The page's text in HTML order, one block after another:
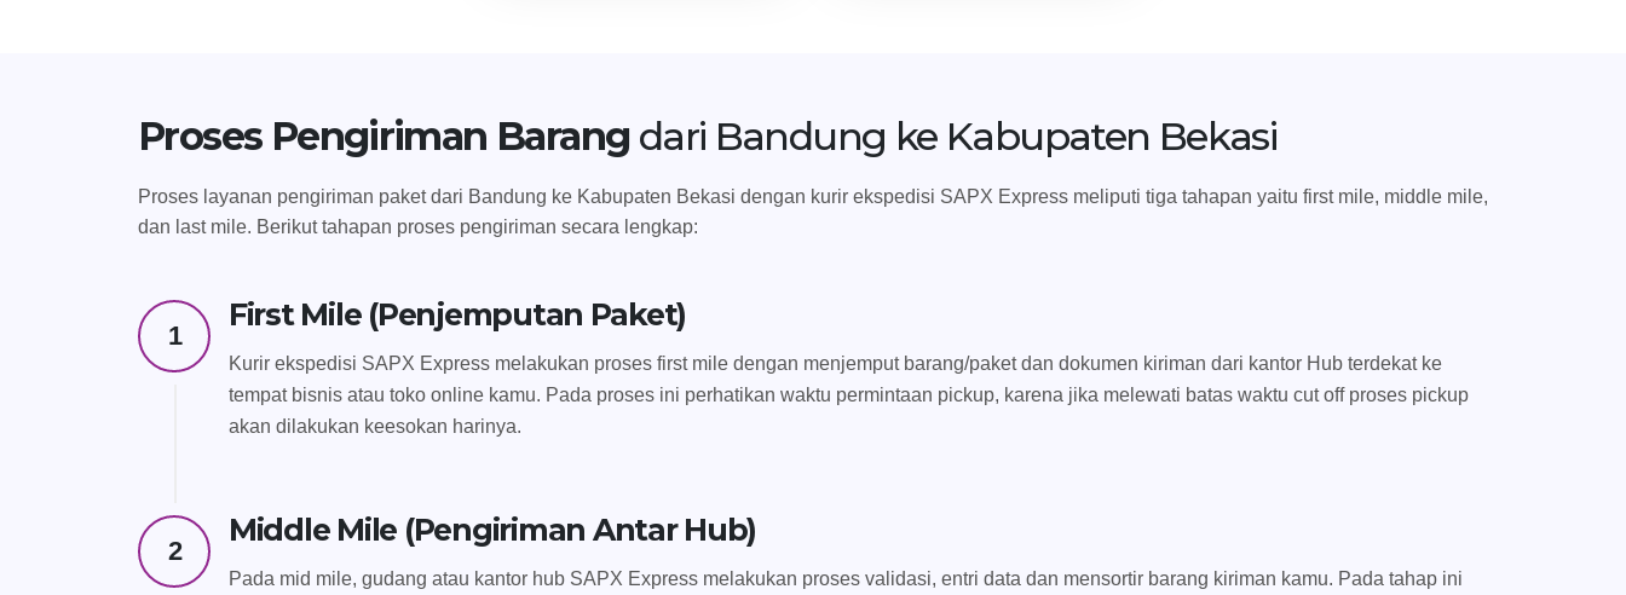
Proses Pengiriman Barang dari Bandung ke Kabupaten Bekasi
Proses layanan pengiriman paket dari Bandung ke Kabupaten Bekasi dengan kurir ekspedisi SAPX Express meliputi tiga tahapan yaitu first mile, middle mile,
dan last mile. Berikut tahapan proses pengiriman secara lengkap:
1
First Mile (Penjemputan Paket)
Kurir ekspedisi SAPX Express melakukan proses first mile dengan menjemput barang/paket dan dokumen kiriman dari kantor Hub terdekat ke
tempat bisnis atau toko online kamu. Pada proses ini perhatikan waktu permintaan pickup, karena jika melewati batas waktu cut off proses pickup
akan dilakukan keesokan harinya.
2
Middle Mile (Pengiriman Antar Hub)
Pada mid mile, gudang atau kantor hub SAPX Express melakukan proses validasi, entri data dan mensortir barang kiriman kamu. Pada tahap ini